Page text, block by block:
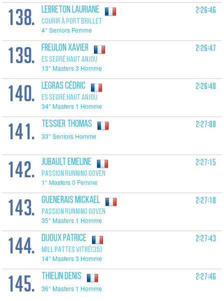
138. LEBRETON Lauriane
COURIR À PORT BRILLET
4° Seniors Femme
2:26:46
139. FREULON Xavier
ES SEGRÉ HAUT ANJOU
13° Masters 3 Homme
2:26:47
140. LEGRAS Cédric
ES SEGRÉ HAUT ANJOU
34° Masters 1 Homme
2:26:48
141. TESSIER Thomas
33° Seniors Homme
2:27:08
142. JUBAULT Emeline
PASSION RUNNING GOVEN
1° Masters 0 Femme
2:27:15
143. GUENERAIS Mickael
PASSION RUNNING GOVEN
35° Masters 1 Homme
2:27:18
144. DIJOUX Patrice
MILL PATTES VITRÉ(35)
14° Masters 3 Homme
2:27:43
145. THIELIN Denis
36° Masters 1 Homme
2:27:46